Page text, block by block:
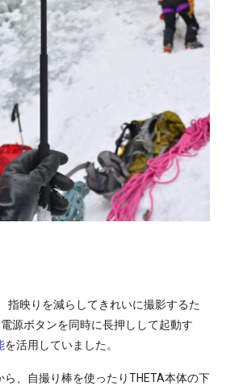
指映りを減らしてきれいに撮影するた
源ボタンを同時に長押しして起動す
を活用していました。
、自撮り棒を使ったりTHETA本体の下